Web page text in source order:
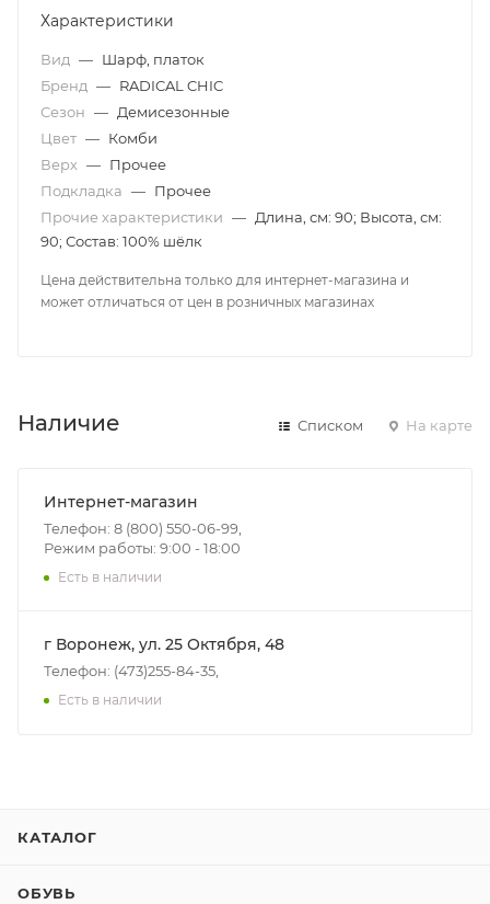
Характеристики
Вид — Шарф, платок
Бренд — RADICAL CHIC
Сезон — Демисезонные
Цвет — Комби
Верх — Прочее
Подкладка — Прочее
Прочие характеристики — Длина, см: 90; Высота, см:
90; Состав: 100% шёлк
Цена действительна только для интернет-магазина и
может отличаться от цен в розничных магазинах
Наличие Списком На карте
Интернет-магазин
Телефон: 8 (800) 550-06-99,
Режим работы: 9:00 - 18:00
Есть в наличии
г Воронеж, ул. 25 Октября, 48
Телефон: (473)255-84-35,
Есть в наличии
КАТАЛОГ
ОБУВЬ